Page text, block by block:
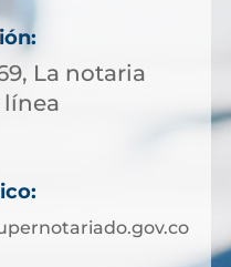
La notaria